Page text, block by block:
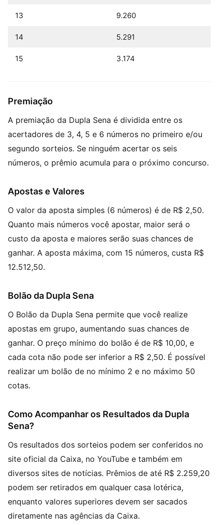
13 9.260
14 5.291
15 3.174
Premiação
A premiação da Dupla Sena é dividida entre os
acertadores de 3, 4, 5 e 6 números no primeiro e/ou
segundo sorteios. Se ninguém acertar os seis
números, o prêmio acumula para o próximo concurso.
Apostas e Valores
O valor da aposta simples (6 números) é de R$ 2,50.
Quanto mais números você apostar, maior será o
custo da aposta e maiores serão suas chances de
ganhar. A aposta máxima, com 15 números, custa R$
12.512,50.
Bolão da Dupla Sena
O Bolão da Dupla Sena permite que você realize
apostas em grupo, aumentando suas chances de
ganhar. O preço mínimo do bolão é de R$ 10,00, e
cada cota não pode ser inferior a R$ 2,50. É possível
realizar um bolão de no mínimo 2 e no máximo 50
cotas.
Como Acompanhar os Resultados da Dupla
Sena?
Os resultados dos sorteios podem ser conferidos no
site oficial da Caixa, no YouTube e também em
diversos sites de notícias. Prêmios de até R$ 2.259,20
podem ser retirados em qualquer casa lotérica,
enquanto valores superiores devem ser sacados
diretamente nas agências da Caixa.